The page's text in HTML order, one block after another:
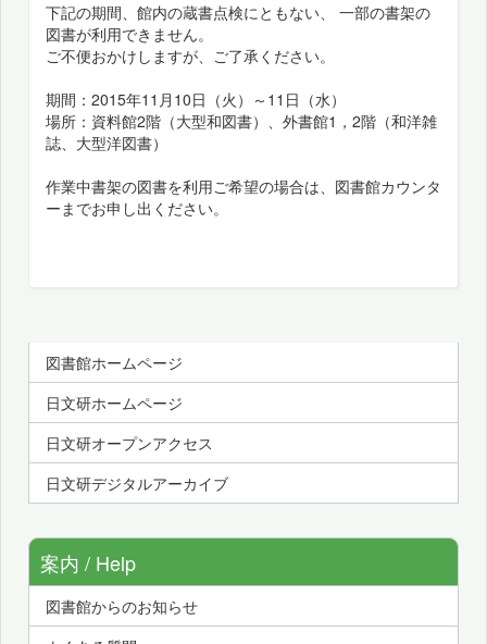
下記の期間、館内の蔵書点検にともない、 一部の書架の
図書が利用できません。
ご不便おかけしますが、ご了承ください。
期間：2015年11月10日（火）～11日（水）
場所：資料館2階（大型和図書）、外書館1，2階（和洋雑
誌、大型洋図書）
作業中書架の図書を利用ご希望の場合は、図書館カウンタ
ーまでお申し出ください。
図書館ホームページ
日文研ホームページ
日文研オープンアクセス
日文研デジタルアーカイブ
案内 / Help
図書館からのお知らせ